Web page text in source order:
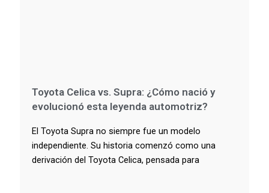
Toyota Celica vs. Supra: ¿Cómo nació y
evolucionó esta leyenda automotriz?
El Toyota Supra no siempre fue un modelo
independiente. Su historia comenzó como una
derivación del Toyota Celica, pensada para